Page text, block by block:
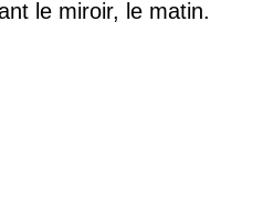
le miroir, le matin.